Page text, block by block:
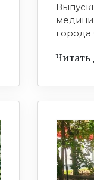
города
Читать